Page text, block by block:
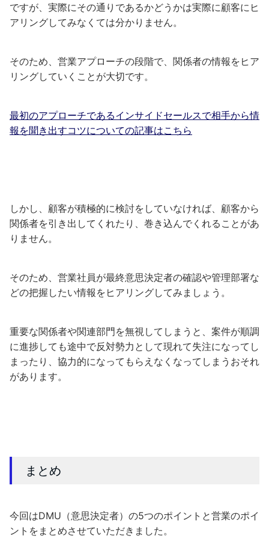
ですが、実際にその通りであるかどうかは実際に顧客にヒ
アリングしてみなくては分かりません。
そのため、営業アプローチの段階で、関係者の情報をヒア
リングしていくことが大切です。
最初のアプローチであるインサイドセールスで相手から情
報を聞き出すコツについての記事はこちら
しかし、顧客が積極的に検討をしていなければ、顧客から
関係者を引き出してくれたり、巻き込んでくれることがあ
りません。
そのため、営業社員が最終意思決定者の確認や管理部署な
どの把握したい情報をヒアリングしてみましょう。
重要な関係者や関連部門を無視してしまうと、案件が順調
に進捗しても途中で反対勢力として現れて失注になってし
まったり、協力的になってもらえなくなってしまうおそれ
があります。
まとめ
今回はDMU（意思決定者）の5つのポイントと営業のポイ
ントをまとめさせていただきました。